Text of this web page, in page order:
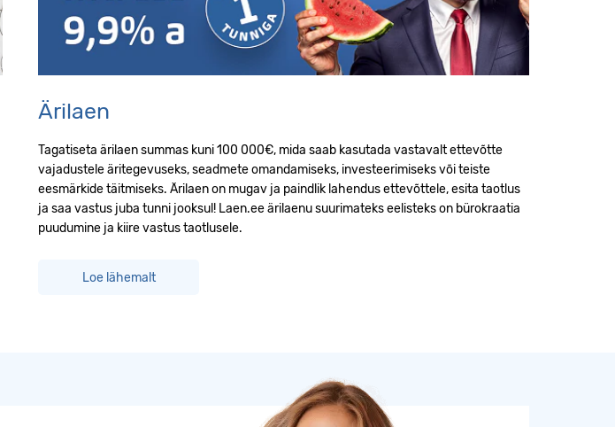
Ärilaen
Tagatiseta ärilaen summas kuni 100 000€, mida saab kasutada vastavalt ettevõtte
vajadustele äritegevuseks, seadmete omandamiseks, investeerimiseks või teiste
eesmärkide täitmiseks. Ärilaen on mugav ja paindlik lahendus ettevõttele, esita taotlus
ja saa vastus juba tunni jooksul! Laen.ee ärilaenu suurimateks eelisteks on bürokraatia
puudumine ja kiire vastus taotlusele.
Loe lähemalt